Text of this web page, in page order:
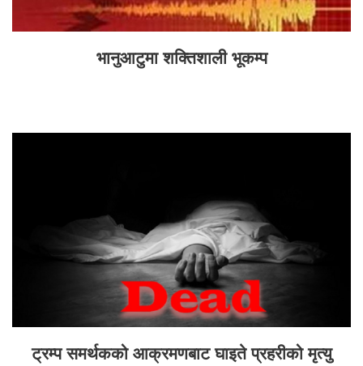
भानुआटुमा शक्तिशाली भूकम्प
ट्रम्प समर्थकको आक्रमणबाट घाइते प्रहरीको मृत्यु